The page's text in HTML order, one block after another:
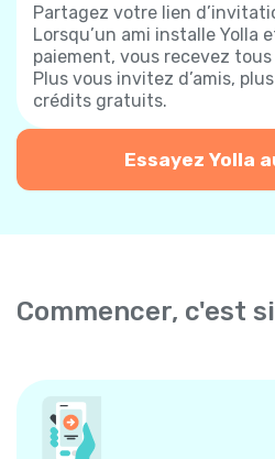
Partagez votre lien
Lorsqu’un ami installe Yolla
paiement, vous recevez
Plus vous invitez d’amis,
crédits gratuits.
Essayez Yolla
Commencer, c'est